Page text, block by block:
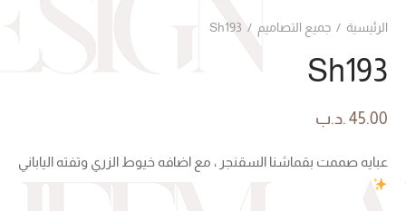
الرئيسية / جميع التصاميم /
Sh193
45.00 .د.ب
عبايه صممت بقماشنا السقنجر ، مع اضافه خيوط الزري وتفته الياباني